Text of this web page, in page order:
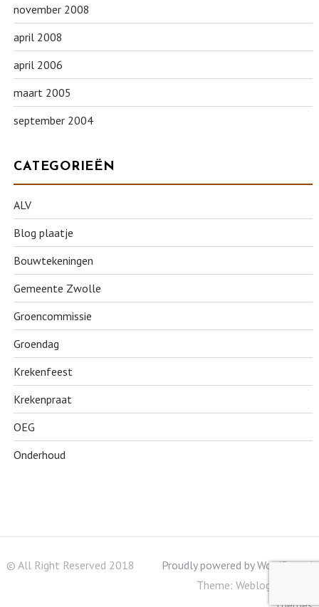
november 2008
april 2008
april 2006
maart 2005
september 2004
CATEGORIEËN
ALV
Blog plaatje
Bouwtekeningen
Gemeente Zwolle
Groencommissie
Groendag
Krekenfeest
Krekenpraat
OEG
Onderhoud
© All Right Reserved 2018 Proudly powered by WordPress |
Theme: Weblog by